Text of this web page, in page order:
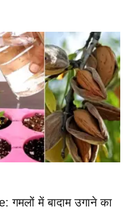
में बादाम उगाने का